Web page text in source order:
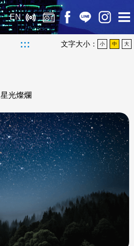
EN
::: 文字大小： 小 中 大
星光燦爛